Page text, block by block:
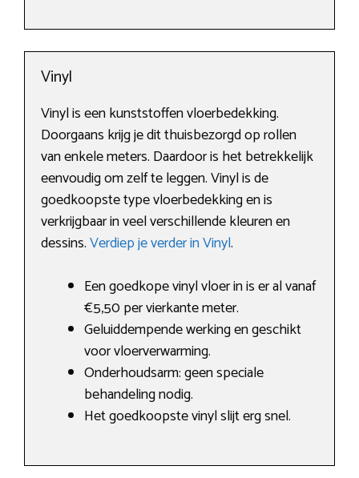
Vinyl
Vinyl is een kunststoffen vloerbedekking.
Doorgaans krijg je dit thuisbezorgd op rollen
van enkele meters. Daardoor is het betrekkelijk
eenvoudig om zelf te leggen. Vinyl is de
goedkoopste type vloerbedekking en is
verkrijgbaar in veel verschillende kleuren en
dessins.Verdiep je verder in Vinyl.
Een goedkope vinyl vloer in is er al vanaf
€5,50 per vierkante meter.
Geluiddempende werking en geschikt
voor vloerverwarming.
Onderhoudsarm: geen speciale
behandeling nodig.
Het goedkoopste vinyl slijt erg snel.